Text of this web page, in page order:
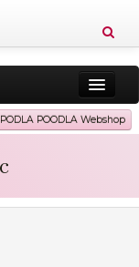
Vitkost
PODLA POODLA Webshop